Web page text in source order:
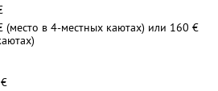
(место в 4-местных каютах) или 160 €